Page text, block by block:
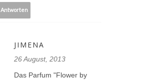
Antworten
JIMENA
26 August, 2013
Das Parfum "Flower by